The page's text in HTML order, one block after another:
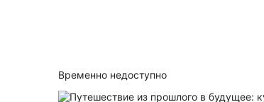
Временно недоступно